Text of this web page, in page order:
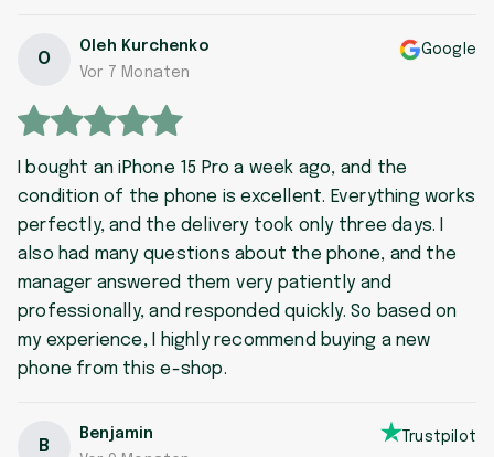
O
Oleh Kurchenko
Vor 7 Monaten
Google
I bought an iPhone 15 Pro a week ago, and the
condition of the phone is excellent. Everything works
perfectly, and the delivery took only three days. I
also had many questions about the phone, and the
manager answered them very patiently and
professionally, and responded quickly. So based on
my experience, I highly recommend buying a new
phone from this e-shop.
B
Benjamin
Trustpilot